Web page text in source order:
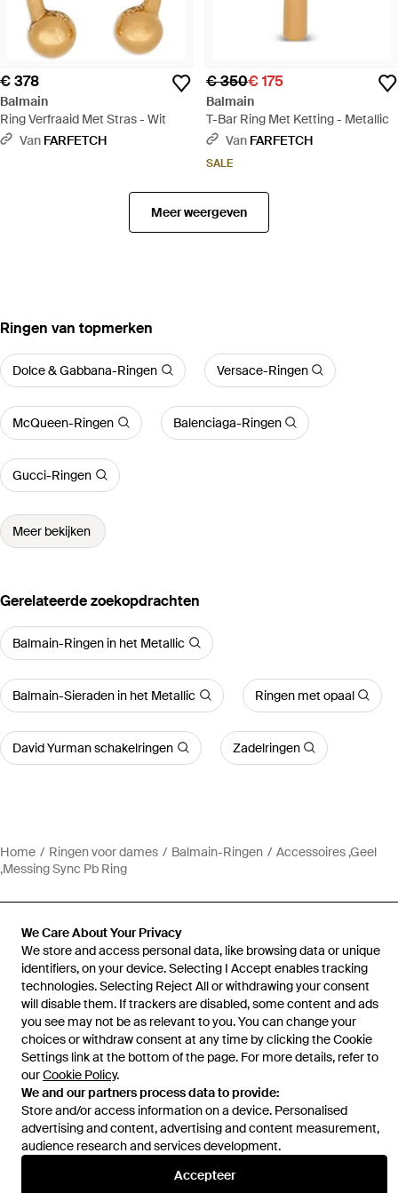
We Care About Your Privacy
We store and access personal data, like browsing data or unique
identifiers, on your device. Selecting I Accept enables tracking
technologies. Selecting Reject All or withdrawing your consent
will disable them. If trackers are disabled, some content and ads
you see may not be as relevant to you. You can change your
choices or withdraw consent at any time by clicking the Cookie
Settings link at the bottom of the page. For more details, refer to
ourCookie Policy.
We and our partners process data to provide:
Store and/or access information on a device. Personalised
advertising and content, advertising and content measurement,
audience research and services development.
Accepteer
€ 378
Balmain
Ring Verfraaid Met Stras - Wit
Van FARFETCH
€ 350€ 175
Balmain
T-Bar Ring Met Ketting - Metallic
Van FARFETCH
SALE
Meer weergeven
‪Ringen‬ van topmerken
Dolce & Gabbana-Ringen Versace-Ringen
McQueen-Ringen Balenciaga-Ringen
Gucci-Ringen
Meer bekijken
Gerelateerde zoekopdrachten
Balmain-Ringen in het Metallic
Balmain-Sieraden in het Metallic Ringen met opaal
David Yurman schakelringen Zadelringen
Home Ringen voor dames Balmain-Ringen
Accessoires ,Geel
,Messing Sync Pb Ring
Hulp en informatie